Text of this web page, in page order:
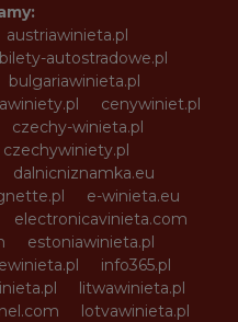
austriawinieta.pl
bilety-autostradowe.pl
bulgariawinieta.pl
cenywiniet.pl
czechy-winieta.pl
czechywiniety.pl
dalnicniznamka.eu
e-winieta.eu
electronicavinieta.com
estoniawinieta.pl
ewinieta.pl
info365.pl
litwawinieta.pl
lotvawinieta.pl